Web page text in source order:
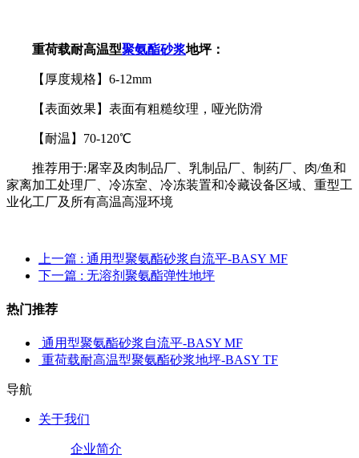
重荷载耐高温型聚氨酯砂浆地坪：
【厚度规格】6-12mm
【表面效果】表面有粗糙纹理，哑光防滑
【耐温】70-120℃
推荐用于:屠宰及肉制品厂、乳制品厂、制药厂、肉/鱼和
家离加工处理厂、冷冻室、冷冻装置和冷藏设备区域、重型工
业化工厂及所有高温高湿环境
上一篇 : 通用型聚氨酯砂浆自流平-BASY MF
下一篇 : 无溶剂聚氨酯弹性地坪
热门推荐
通用型聚氨酯砂浆自流平-BASY MF
重荷载耐高温型聚氨酯砂浆地坪-BASY TF
导航
关于我们
企业简介